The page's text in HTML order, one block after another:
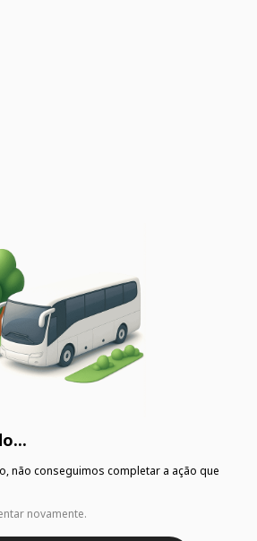
não conseguimos completar a ação que
novamente.